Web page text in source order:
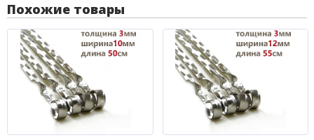
Похожие товары